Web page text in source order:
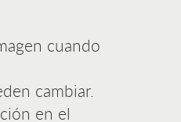
cuando
cambiar.
en el